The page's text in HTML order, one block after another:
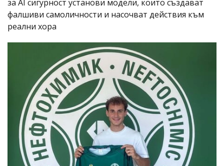
за AI сигурност установи модели, които създават
фалшиви самоличности и насочват действия към
реални хора